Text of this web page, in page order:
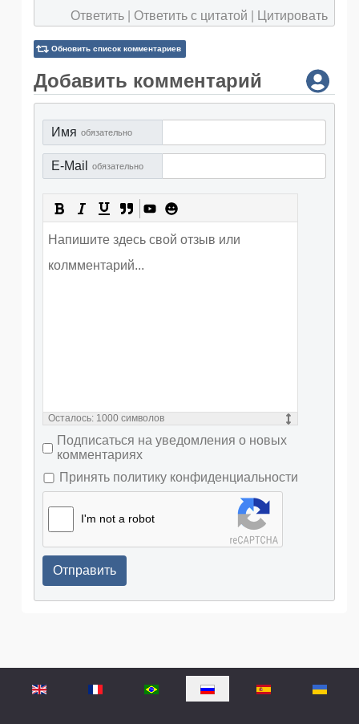
Ответить Ответить с цитатой Цитировать
Обновить список комментариев
Добавить комментарий
Имя обязательно
E-Mail обязательно
Осталось: 1000 символов
Подписаться на уведомления о новых
комментариях
Принять политику конфиденциальности
I'm not a robot
Отправить
Выберите язык